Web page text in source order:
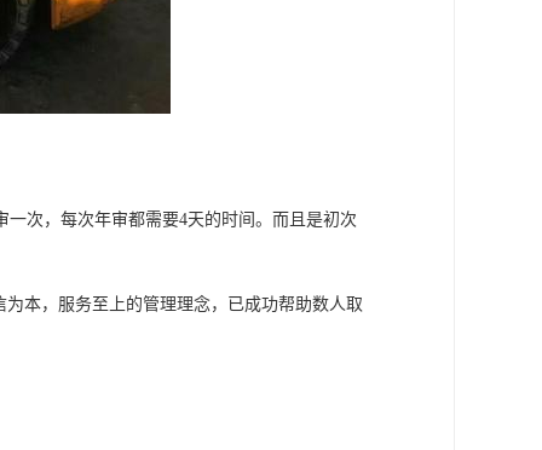
一次，每次年审都需要4天的时间。而且是初次
本，服务至上的管理理念，已成功帮助数人取